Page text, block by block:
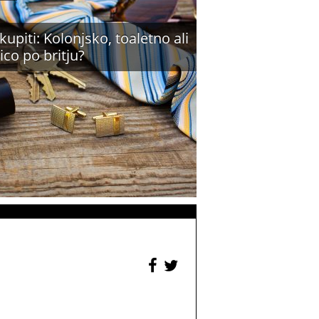
Kolonjsko, toaletno ali
po britju?